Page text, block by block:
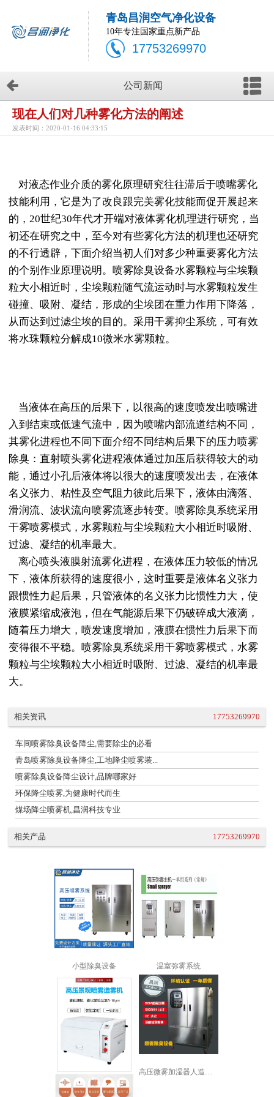
青岛昌润空气净化设备
10年专注国家重点新产品
17753269970
公司新闻
现在人们对几种雾化方法的阐述
发表时间：2020-01-16 04:33:15
对液态作业介质的雾化原理研究往往滞后于喷嘴雾化
技能利用，它是为了改良跟完美雾化技能而促开展起来
的，20世纪30年代才开端对液体雾化机理进行研究，当
初还在研究之中，至今对有些雾化方法的机理也还研究
的不行透辟，下面介绍当初人们对多少种重要雾化方法
的个别作业原理说明。喷雾除臭设备水雾颗粒与尘埃颗
粒大小相近时，尘埃颗粒随气流运动时与水雾颗粒发生
碰撞、吸附、凝结，形成的尘埃团在重力作用下降落，
从而达到过滤尘埃的目的。采用干雾抑尘系统，可有效
将水珠颗粒分解成10微米水雾颗粒。
当液体在高压的后果下，以很高的速度喷发出喷嘴进
入到结束或低速气流中，因为喷嘴内部流道结构不同，
其雾化进程也不同下面介绍不同结构后果下的压力喷雾
除臭：直射喷头雾化进程液体通过加压后获得较大的动
能，通过小孔后液体将以很大的速度喷发出去，在液体
名义张力、粘性及空气阻力彼此后果下，液体由滴落、
滑润流、波状流向喷雾流逐步转变。喷雾除臭系统采用
干雾喷雾模式，水雾颗粒与尘埃颗粒大小相近时吸附、
过滤、凝结的机率最大。
离心喷头液膜射流雾化进程，在液体压力较低的情况
下，液体所获得的速度很小，这时重要是液体名义张力
跟惯性力起后果，只管液体的名义张力比惯性力大，使
液膜紧缩成液泡，但在气能源后果下仍破碎成大液滴，
随着压力增大，喷发速度增加，液膜在惯性力后果下而
变得很不平稳。喷雾除臭系统采用干雾喷雾模式，水雾
颗粒与尘埃颗粒大小相近时吸附、过滤、凝结的机率最
大。
相关资讯 17753269970
车间喷雾除臭设备降尘,需要除尘的必看
青岛喷雾除臭设备降尘,工地降尘喷雾装...
喷雾除臭设备降尘设计,品牌哪家好
环保降尘喷雾,为健康时代而生
煤场降尘喷雾机,昌润科技专业
相关产品 17753269970
小型除臭设备 温室弥雾系统